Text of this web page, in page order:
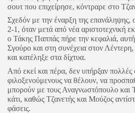
σουτ που επιχείρησε, κόντραρε στο
Σχεδόν με την έναρξη της επανάληψης,
2-1, όταν μετά από νέα αριστοτεχνική
ο Τάκης Παππάς πήρε την κεφαλιά,
Σγούρο και στη συνέχεια στον
και κατέληξε στα δίχτυα.
Από εκεί και πέρα, δεν υπήρξαν πολλές
φιλοξενούμενους να θέλουν, να
μπορούν με τους Αναγνωστόπουλο και
κάτι, καθώς Τζανετής και Μούζος
φάσεις.